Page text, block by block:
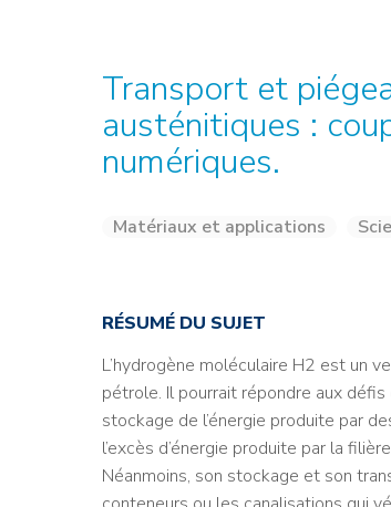
Transport et
austénitiques :
numériques.
Matériaux et applications
RÉSUMÉ DU SUJET
L’hydrogène moléculaire H2 est un
pétrole. Il pourrait répondre aux
stockage de l’énergie produite par
l’excès d’énergie produite par la
Néanmoins, son stockage et son